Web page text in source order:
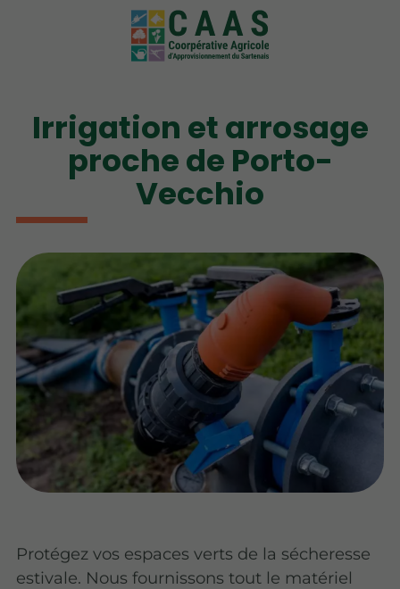
Irrigation et arrosage
proche de Porto-
Vecchio
Protégez vos espaces verts de la sécheresse
estivale. Nous fournissons tout le matériel